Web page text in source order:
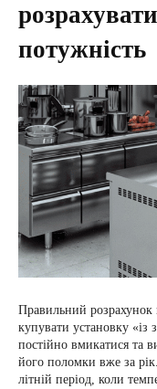
потужність
Правильний
купувати установку «із
постійно вмикатися та
його поломки вже за
літній період, коли